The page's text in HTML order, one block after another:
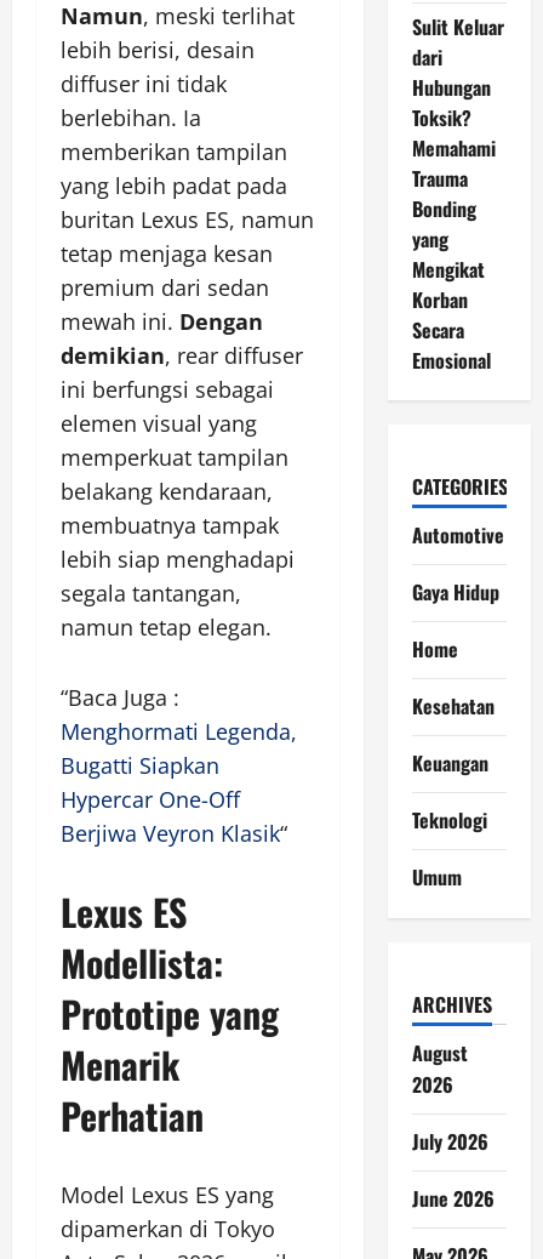
Namun, meski terlihat
lebih berisi, desain
diffuser ini tidak
berlebihan. Ia
memberikan tampilan
yang lebih padat pada
buritan Lexus ES, namun
tetap menjaga kesan
premium dari sedan
mewah ini. Dengan
demikian, rear diffuser
ini berfungsi sebagai
elemen visual yang
memperkuat tampilan
belakang kendaraan,
membuatnya tampak
lebih siap menghadapi
segala tantangan,
namun tetap elegan.
“Baca Juga :
Menghormati Legenda,
Bugatti Siapkan
Hypercar One-Off
Berjiwa Veyron Klasik“
Lexus ES
Modellista:
Prototipe yang
Menarik
Perhatian
Model Lexus ES yang
dipamerkan di Tokyo
Sulit Keluar
dari
Hubungan
Toksik?
Memahami
Trauma
Bonding
yang
Mengikat
Korban
Secara
Emosional
CATEGORIES
Automotive
Gaya Hidup
Home
Kesehatan
Keuangan
Teknologi
Umum
ARCHIVES
August
2026
July 2026
June 2026